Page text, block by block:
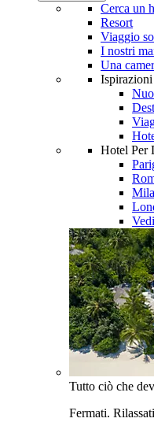
Cerca un
Resort
Viaggio
I nostri
Una
Hotel Per
Tutto ciò che
Fermati.